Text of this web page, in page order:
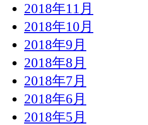
2018年11月
2018年10月
2018年9月
2018年8月
2018年7月
2018年6月
2018年5月